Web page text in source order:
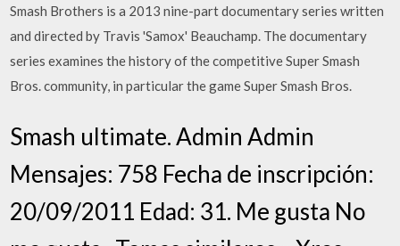
Smash Brothers is a 2013 nine-part documentary series written
and directed by Travis 'Samox' Beauchamp. The documentary
series examines the history of the competitive Super Smash
Bros. community, in particular the game Super Smash Bros.
Smash ultimate. Admin Admin
Mensajes: 758 Fecha de inscripción:
20/09/2011 Edad: 31. Me gusta No